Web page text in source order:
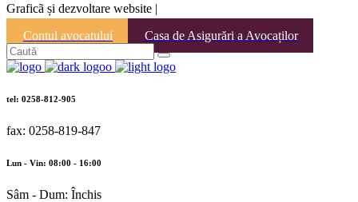
Graficã și dezvoltare website |
Contul avocatului
Casa de Asigurări a Avocaților
tel: 0258-812-905
fax: 0258-819-847
Lun - Vin: 08:00 - 16:00
Sâm - Dum: Închis